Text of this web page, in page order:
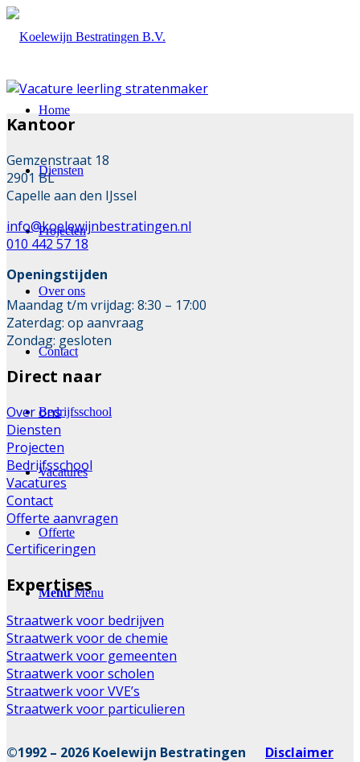
Home
Diensten
Projecten
Over ons
Contact
Bedrijfsschool
Vacatures
Offerte
Menu Menu
Kantoor
Gemzenstraat 18
2901 BL
Capelle aan den IJssel
info@koelewijnbestratingen.nl
010 442 57 18
Openingstijden
Maandag t/m vrijdag: 8:30 – 17:00
Zaterdag: op aanvraag
Zondag: gesloten
Direct naar
Over ons
Diensten
Projecten
Bedrijfsschool
Vacatures
Contact
Offerte aanvragen
Certificeringen
Expertises
Straatwerk voor bedrijven
Straatwerk voor de chemie
Straatwerk voor gemeenten
Straatwerk voor scholen
Straatwerk voor VVE’s
Straatwerk voor particulieren
©1992 – 2026 Koelewijn Bestratingen Disclaimer